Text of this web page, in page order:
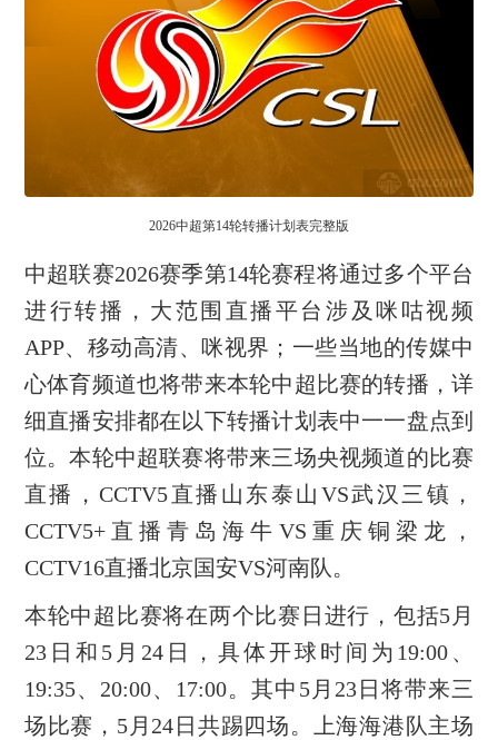
2026中超第14轮转播计划表完整版
中超联赛2026赛季第14轮赛程将通过多个平台
进行转播，大范围直播平台涉及咪咕视频
APP、移动高清、咪视界；一些当地的传媒中
心体育频道也将带来本轮中超比赛的转播，详
细直播安排都在以下转播计划表中一一盘点到
位。本轮中超联赛将带来三场央视频道的比赛
直播，CCTV5直播山东泰山VS武汉三镇，
CCTV5+直播青岛海牛VS重庆铜梁龙，
CCTV16直播北京国安VS河南队。
本轮中超比赛将在两个比赛日进行，包括5月
23日和5月24日，具体开球时间为19:00、
19:35、20:00、17:00。其中5月23日将带来三
场比赛，5月24日共踢四场。上海海港队主场